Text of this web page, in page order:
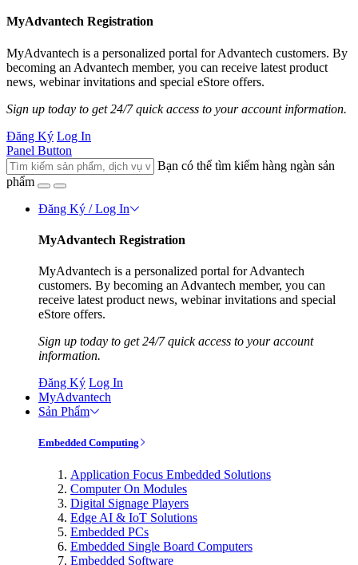
MyAdvantech Registration
MyAdvantech is a personalized portal for Advantech customers. By
becoming an Advantech member, you can receive latest product
news, webinar invitations and special eStore offers.
Sign up today to get 24/7 quick access to your account information.
Đăng Ký Log In
Panel Button
Bạn có thể tìm kiếm hàng ngàn sản
phẩm
Đăng Ký / Log In
MyAdvantech Registration
MyAdvantech is a personalized portal for Advantech
customers. By becoming an Advantech member, you can
receive latest product news, webinar invitations and special
eStore offers.
Sign up today to get 24/7 quick access to your account
information.
Đăng Ký Log In
MyAdvantech
Sản Phẩm
Embedded Computing
Application Focus Embedded Solutions
Computer On Modules
Digital Signage Players
Edge AI & IoT Solutions
Embedded PCs
Embedded Single Board Computers
Embedded Software